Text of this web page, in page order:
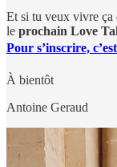
Et si tu veux vivre ça
le prochain Love
Pour s’inscrire,
À bientôt
Antoine Geraud